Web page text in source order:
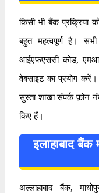
किसी भी बैंक प्रक्रिया
बहुत महत्वपूर्ण है।
आईएफएससी कोड,
वेबसाइट का प्रयोग
सुस्ता शाखा संपर्क फ़ोन
किए हैं।
इलाहाबाद बैंक
अल्लाहाबाद बैंक,